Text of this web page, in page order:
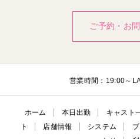
ご予約・お
営業時間：19:00～
ホーム 本日出勤 キャスト
ト
店舗情報 システム